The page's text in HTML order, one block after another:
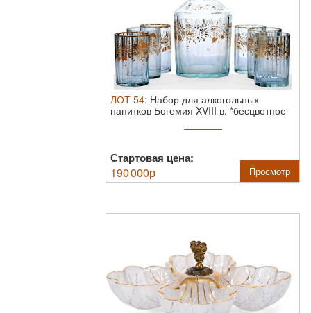
ЛОТ 54: Набор для алкогольных
напитков Богемия XVIII в. *бесцветное
Стартовая цена:
190 000р Просмотр